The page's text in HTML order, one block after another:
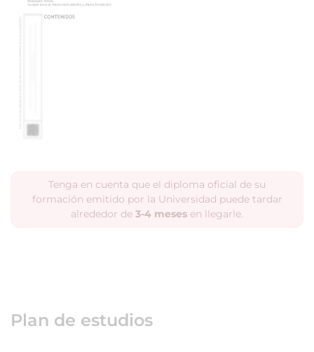
Tenga en cuenta que el diploma oficial de su
formación emitido por la Universidad puede tardar
alrededor de 3-4 meses en llegarle.
Plan de estudios